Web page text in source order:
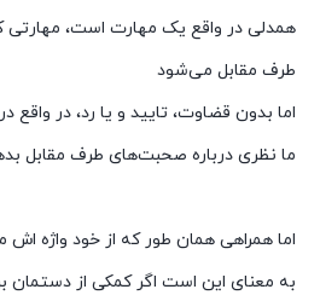
همدلی در واقع یک مهارت است،
طرف مقابل می‌شود
اما بدون قضاوت، تایید و یا رد، در
ما نظری درباره صحبت‌های طرف مقابل
اما همراهی همان طور که از خود واژه
به معنای این است اگر کمکی از دستمان